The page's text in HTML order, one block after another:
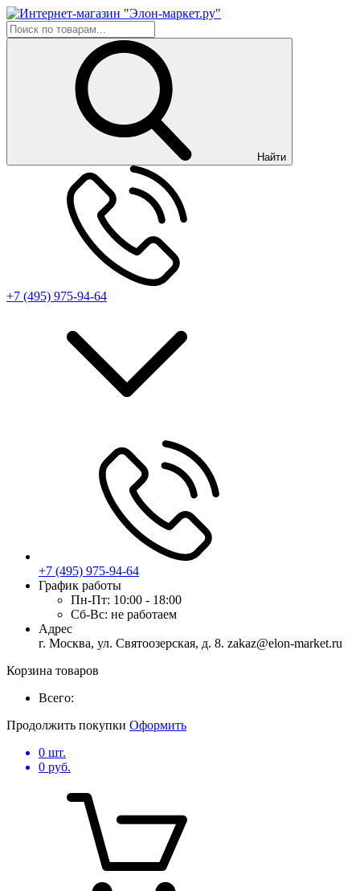
Найти
+7 (495) 975-94-64
+7 (495) 975-94-64
График работы
Пн-Пт: 10:00 - 18:00
Сб-Вс: не работаем
Адрес
г. Москва, ул. Святоозерская, д. 8. zakaz@elon-market.ru
Корзина товаров
Всего:
Продолжить покупки Оформить
0 шт.
0 руб.